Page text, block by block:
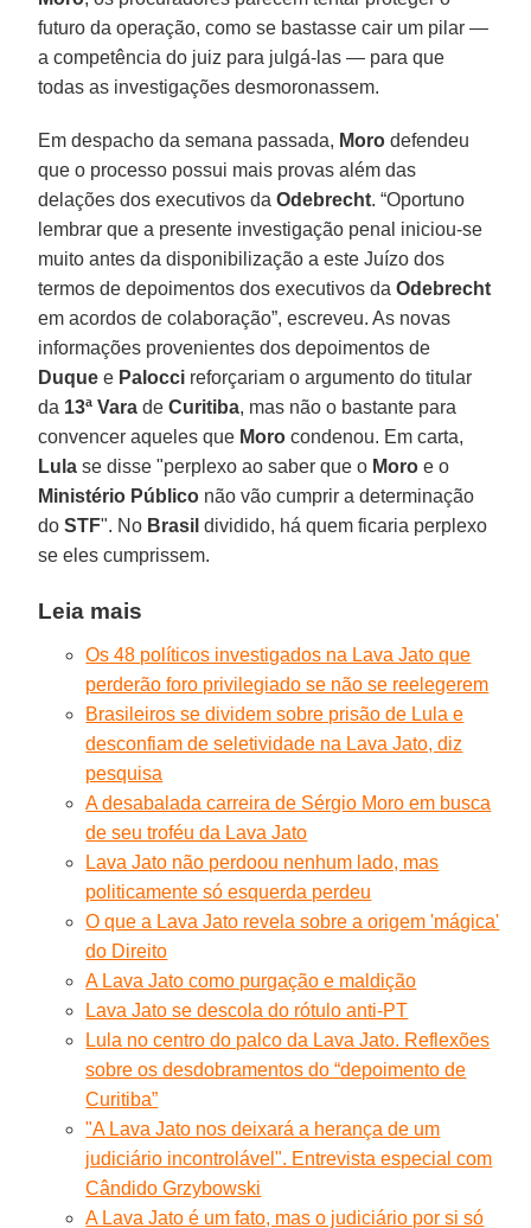
futuro da operação, como se bastasse cair um pilar —
a competência do juiz para julgá-las — para que
todas as investigações desmoronassem.
Em despacho da semana passada, Moro defendeu
que o processo possui mais provas além das
delações dos executivos daOdebrecht. “Oportuno
lembrar que a presente investigação penal iniciou-se
muito antes da disponibilização a este Juízo dos
termos de depoimentos dos executivos daOdebrecht
em acordos de colaboração”, escreveu. As novas
informações provenientes dos depoimentos de
Duque e Palocci reforçariam o argumento do titular
da 13ª Vara deCuritiba, mas não o bastante para
convencer aqueles que Moro condenou. Em carta,
Lula se disse "perplexo ao saber que o Moro e o
Ministério Público não vão cumprir a determinação
doSTF". No Brasil dividido, há quem ficaria perplexo
se eles cumprissem.
Leia mais
Os 48 políticos investigados na Lava Jato que
perderão foro privilegiado se não se reelegerem
Brasileiros se dividem sobre prisão de Lula e
desconfiam de seletividade na Lava Jato, diz
pesquisa
A desabalada carreira de Sérgio Moro em busca
de seu troféu da Lava Jato
Lava Jato não perdoou nenhum lado, mas
politicamente só esquerda perdeu
O que a Lava Jato revela sobre a origem 'mágica'
do Direito
A Lava Jato como purgação e maldição
Lava Jato se descola do rótulo anti-PT
Lula no centro do palco da Lava Jato. Reflexões
sobre os desdobramentos do “depoimento de
Curitiba”
"A Lava Jato nos deixará a herança de um
judiciário incontrolável". Entrevista especial com
Cândido Grzybowski
A Lava Jato é um fato, mas o judiciário por si só